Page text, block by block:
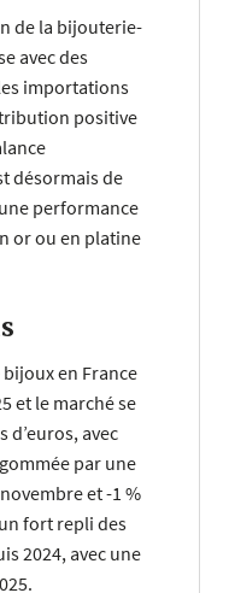
de la bijouterie-
avec des
importations
positive
désormais de
performance
or ou en platine
en France
et le marché se
d’euros, avec
par une
et -1 %
fort repli des
2024, avec une